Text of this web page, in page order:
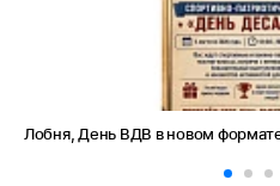
Лобня, День ВДВ в новом формате